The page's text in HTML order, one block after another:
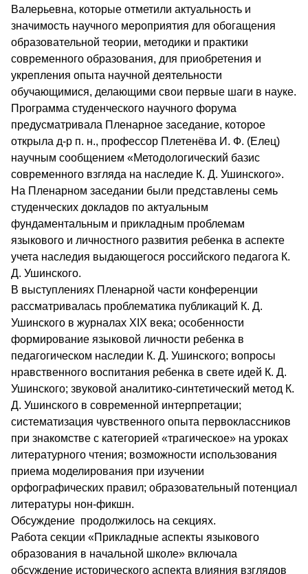
Валерьевна, которые отметили актуальность и
значимость научного мероприятия для обогащения
образовательной теории, методики и практики
современного образования, для приобретения и
укрепления опыта научной деятельности
обучающимися, делающими свои первые шаги в науке.
Программа студенческого научного форума
предусматривала Пленарное заседание, которое
открыла д-р п. н., профессор Плетенёва И. Ф. (Елец)
научным сообщением «Методологический базис
современного взгляда на наследие К. Д. Ушинского».
На Пленарном заседании были представлены семь
студенческих докладов по актуальным
фундаментальным и прикладным проблемам
языкового и личностного развития ребенка в аспекте
учета наследия выдающегося российского педагога К.
Д. Ушинского.
В выступлениях Пленарной части конференции
рассматривалась проблематика публикаций К. Д.
Ушинского в журналах XIX века; особенности
формирование языковой личности ребенка в
педагогическом наследии К. Д. Ушинского; вопросы
нравственного воспитания ребенка в свете идей К. Д.
Ушинского; звуковой аналитико-синтетический метод К.
Д. Ушинского в современной интерпретации;
систематизация чувственного опыта первоклассников
при знакомстве с категорией «трагическое» на уроках
литературного чтения; возможности использования
приема моделирования при изучении
орфографических правил; образовательный потенциал
литературы нон-фикшн.
Обсуждение продолжилось на секциях.
Работа секции «Прикладные аспекты языкового
образования в начальной школе» включала
обсуждение исторического аспекта влияния взглядов